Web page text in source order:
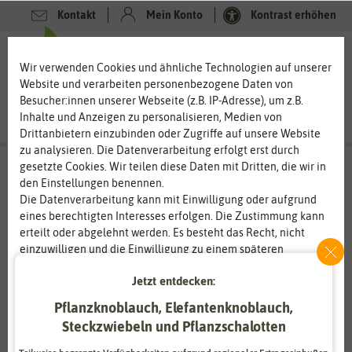
Kontakt Mein Konto Kontrast erhöhen
Wir verwenden Cookies und ähnliche Technologien auf unserer
Website und verarbeiten personenbezogene Daten von
Besucher:innen unserer Webseite (z.B. IP-Adresse), um z.B.
Inhalte und Anzeigen zu personalisieren, Medien von
Drittanbietern einzubinden oder Zugriffe auf unsere Website
zu analysieren. Die Datenverarbeitung erfolgt erst durch
gesetzte Cookies. Wir teilen diese Daten mit Dritten, die wir in
den Einstellungen benennen.
Die Datenverarbeitung kann mit Einwilligung oder aufgrund
eines berechtigten Interesses erfolgen. Die Zustimmung kann
erteilt oder abgelehnt werden. Es besteht das Recht, nicht
einzuwilligen und die Einwilligung zu einem späteren
Informationen zur Verwendung personenbezogener Daten und
Jetzt entdecken:
Pflanzknoblauch, Elefantenknoblauch,
Steckzwiebeln und Pflanzschalotten